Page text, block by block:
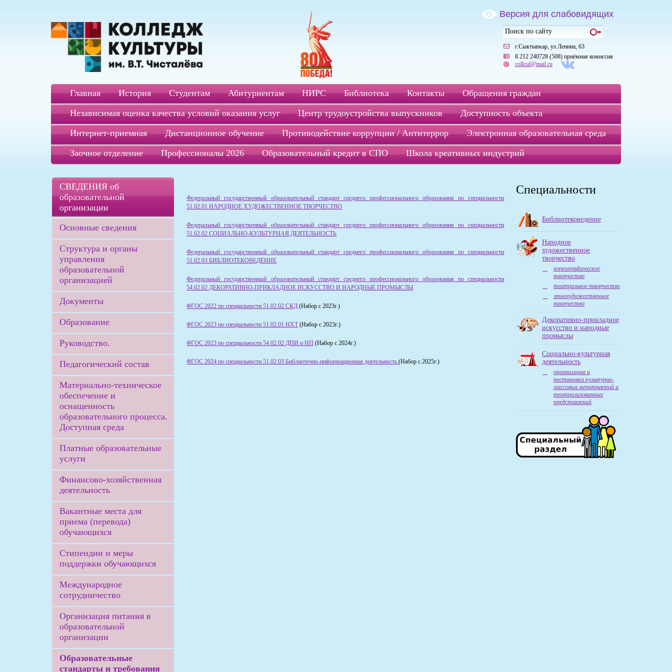
Версия для слабовидящих
г.Сыктывкар, ул.Ленина, 63
8 212 240728 (508) приёмная комиссия
collcul@mail.ru
Главная История Студентам Абитуриентам НИРС Библиотека Контакты
Обращения граждан
Независимая оценка качества условий оказания услуг
Центр трудоустройства выпускников
Доступность объекта
Интернет-приемная
Дистанционное обучение Противодействие коррупции / Антитеррор
Электронная образовательная среда
Заочное отделение
Профессионалы 2026 Образовательный кредит в СПО Школа креативных индустрий
СВЕДЕНИЯ об
образовательной
организации
Основные сведения
Структура и органы
управления
образовательной
организацией
Документы
Образование
Руководство.
Педагогический состав
Материально-техническое
обеспечение и
оснащенность
образовательного процесса.
Доступная среда
Платные образовательные
услуги
Финансово-хозяйственная
деятельность
Вакантные места для
приема (перевода)
обучающихся
Стипендии и меры
поддержки обучающихся
Международное
сотрудничество
Организация питания в
образовательной
организации
Образовательные
стандарты и требования
Федеральный государственный образовательный стандарт среднего профессионального образования по специальности
51.02.01 НАРОДНОЕ ХУДОЖЕСТВЕННОЕ ТВОРЧЕСТВО
Федеральный государственный образовательный стандарт среднего профессионального образования по специальности
51.02.02 СОЦИАЛЬНО-КУЛЬТУРНАЯ ДЕЯТЕЛЬНОСТЬ
Федеральный государственный образовательный стандарт среднего профессионального образования по специальности
51.02.03 БИБЛИОТЕКОВЕДЕНИЕ
Федеральный государственный образовательный стандарт среднего профессионального образования по специальности
54.02.02 ДЕКОРАТИВНО-ПРИКЛАДНОЕ ИСКУССТВО И НАРОДНЫЕ ПРОМЫСЛЫ
ФГОС 2022 по специальности 51.02.02 СКД (Набор с 2023г.)
ФГОС 2023 по специальности 51.02.01 НХТ(Набор с 2023г.)
ФГОС 2023 по специальности 54.02.02 ДПИ и НП (Набор с 2024г.)
ФГОС 2024 по специальности 51.02.03 Библиотечно-информационная деятельность(Набор с 2025г.)
Специальности
Библиотековедение
Народное
художественное
творчество
хореографическое
творчество
театральное творчество
этнохудожественное
творчество
Декоративно-прикладное
искусство и народные
промыслы
Социально-культурная
деятельность
организация и
постановка культурно-
массовых мероприятий и
театрализованных
представлений